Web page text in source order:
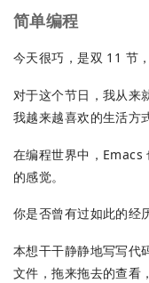
简单编程
今天很巧，是双 11 节
对于这个节日，我从来
我越来越喜欢的生活方
在编程世界中，Emacs
的感觉。
你是否曾有过如此的经
本想干干静静地写写代
文件，拖来拖去的查看